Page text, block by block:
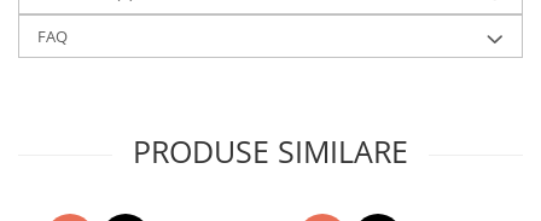
FAQ
PRODUSE SIMILARE